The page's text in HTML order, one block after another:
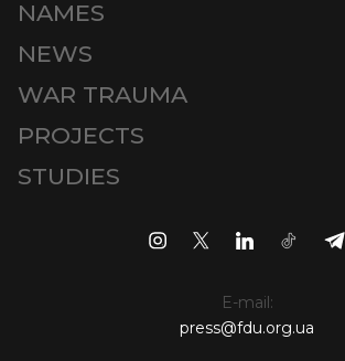
NAMES
NEWS
WAR TRAUMA
PROJECTS
STUDIES
E-mail:
press@fdu.org.ua